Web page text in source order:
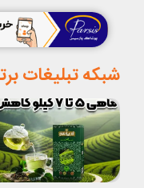
شبکه تبلیغات